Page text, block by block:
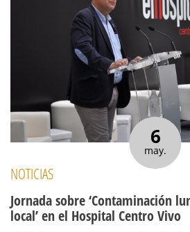
6
may.
NOTICIAS
Jornada sobre ‘Contaminación
local’ en el Hospital Centro Vivo